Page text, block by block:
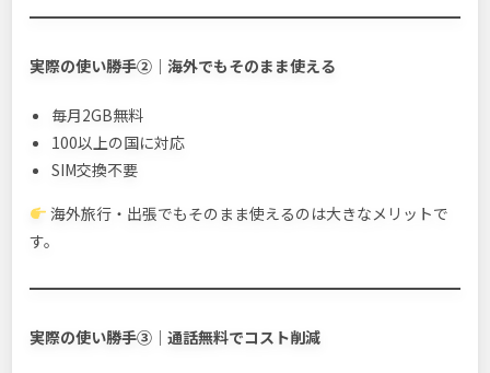
実際の使い勝手②｜海外でもそのまま使える
毎月2GB無料
100以上の国に対応
SIM交換不要
海外旅行・出張でもそのまま使えるのは大きなメリットで
す。
実際の使い勝手③｜通話無料でコスト削減